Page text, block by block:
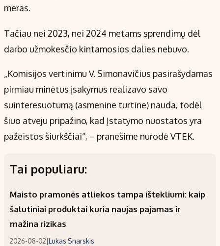
meras.
Tačiau nei 2023, nei 2024 metams sprendimų dėl
darbo užmokesčio kintamosios dalies nebuvo.
„Komisijos vertinimu V. Simonavičius pasirašydamas
pirmiau minėtus įsakymus realizavo savo
suinteresuotumą (asmenine turtine) nauda, todėl
šiuo atveju pripažino, kad Įstatymo nuostatos yra
pažeistos šiurkščiai“, – pranešime nurodė VTEK.
Tai populiaru:
Maisto pramonės atliekos tampa ištekliumi: kaip
šalutiniai produktai kuria naujas pajamas ir
mažina rizikas
2026-08-02|Lukas Snarskis